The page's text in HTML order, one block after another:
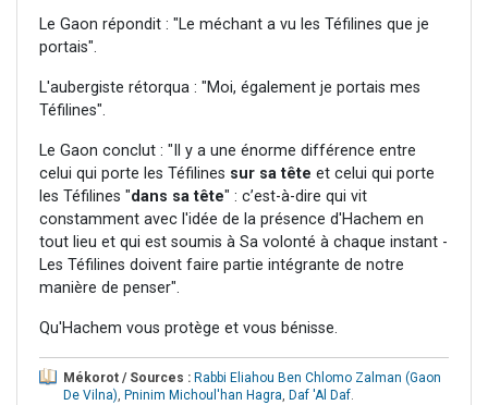
Le Gaon répondit : "Le méchant a vu les Téfilines que je
portais".
L'aubergiste rétorqua : "Moi, également je portais mes
Téfilines".
Le Gaon conclut : "Il y a une énorme différence entre
celui qui porte les Téfilines sur sa tête et celui qui porte
les Téfilines "dans sa tête" : c’est-à-dire qui vit
constamment avec l'idée de la présence d'Hachem en
tout lieu et qui est soumis à Sa volonté à chaque instant -
Les Téfilines doivent faire partie intégrante de notre
manière de penser".
Qu'Hachem vous protège et vous bénisse.
Mékorot / Sources : Rabbi Eliahou Ben Chlomo Zalman (Gaon
De Vilna), Pninim Michoul'han Hagra, Daf 'Al Daf.